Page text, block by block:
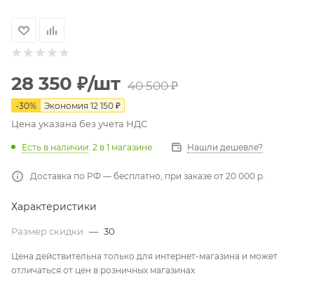
28 350 ₽/шт 40 500₽
-30% Экономия 12 150 ₽
Цена указана без учета НДС
Есть в наличии: 2 в 1 магазине Нашли дешевле?
Доставка по РФ — бесплатно, при заказе от 20 000 р.
Характеристики
Размер скидки — 30
Цена действительна только для интернет-магазина и может
отличаться от цен в розничных магазинах